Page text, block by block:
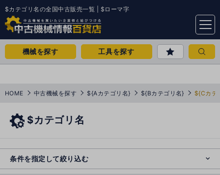
$カテゴリ名の全国中古販売一覧 | $ローマ字
menu
機械を探す 工具を探す
HOME 中古機械を探す ${Aカテゴリ名} ${Bカテゴリ名} ${Cカテ
$カテゴリ名
条件を指定して絞り込む
o
s
e